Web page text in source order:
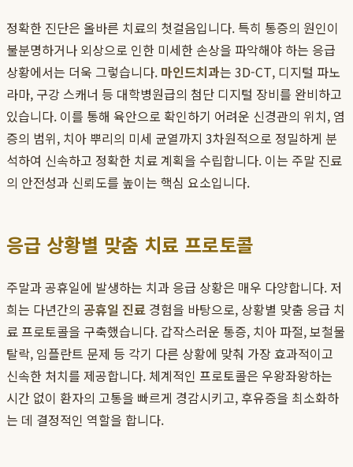
정확한 진단은 올바른 치료의 첫걸음입니다. 특히 통증의 원인이
불분명하거나 외상으로 인한 미세한 손상을 파악해야 하는 응급
상황에서는 더욱 그렇습니다. 마인드치과는 3D-CT, 디지털 파노
라마, 구강 스캐너 등 대학병원급의 첨단 디지털 장비를 완비하고
있습니다. 이를 통해 육안으로 확인하기 어려운 신경관의 위치, 염
증의 범위, 치아 뿌리의 미세 균열까지 3차원적으로 정밀하게 분
석하여 신속하고 정확한 치료 계획을 수립합니다. 이는 주말 진료
의 안전성과 신뢰도를 높이는 핵심 요소입니다.
응급 상황별 맞춤 치료 프로토콜
주말과 공휴일에 발생하는 치과 응급 상황은 매우 다양합니다. 저
희는 다년간의 공휴일 진료 경험을 바탕으로, 상황별 맞춤 응급 치
료 프로토콜을 구축했습니다. 갑작스러운 통증, 치아 파절, 보철물
탈락, 임플란트 문제 등 각기 다른 상황에 맞춰 가장 효과적이고
신속한 처치를 제공합니다. 체계적인 프로토콜은 우왕좌왕하는
시간 없이 환자의 고통을 빠르게 경감시키고, 후유증을 최소화하
는 데 결정적인 역할을 합니다.